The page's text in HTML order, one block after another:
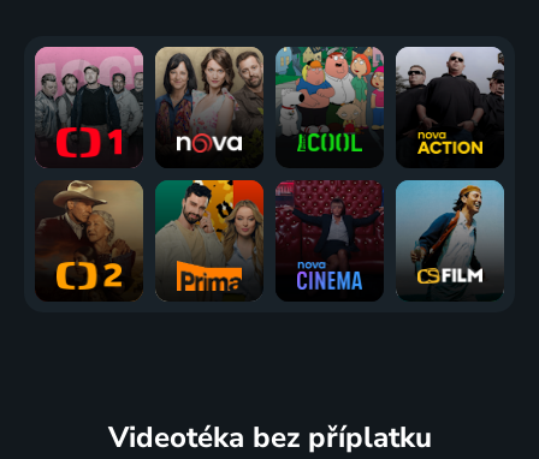
Videotéka bez příplatku